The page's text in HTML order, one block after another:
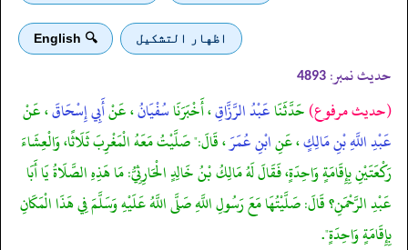
اظهار التشكيل 🔍 English
حدیث نمبر: 4893
(حديث مرفوع)حَدَّثَنَاعَبْدُ الرَّزَّاقِ، أَخْبَرَنَاسُفْيَانُ، عَنْأَبِي إِسْحَاقَ، عَنْ
عَبْدِ اللَّهِ بْنِ مَالِكٍ، عَنِابْنِ عُمَرَ، قَالَ:" صَلَّيْتُ مَعَهُ الْمَغْرِبَ ثَلَاثًا، وَالْعِشَاءَ
رَكْعَتَيْنِ بِإِقَامَةٍ وَاحِدَةٍ، فَقَالَ لَهُ مَالِكُ بْنُ خَالِدٍ الْحَارِثِيُّ: مَا هَذِهِ الصَّلَاةُ يَا أَبَا
عَبْدِ الرَّحْمَنِ؟ قَالَ: صَلَّيْتُهَا مَعَ رَسُولِ اللَّهِ صَلَّى اللَّهُ عَلَيْهِ وَسَلَّمَ فِي هَذَا الْمَكَانِ
بِإِقَامَةٍ وَاحِدَةٍ".